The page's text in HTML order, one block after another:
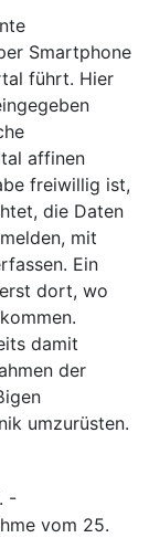
Smartphone
führt. Hier
affinen
freiwillig ist,
die Daten
mit
Ein
dort, wo
damit
der
umzurüsten.
-
vom 25.